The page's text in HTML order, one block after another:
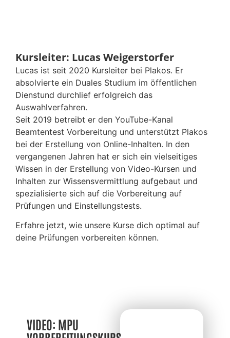
Kursleiter: Lucas Weigerstorfer
Lucas ist seit 2020 Kursleiter bei Plakos. Er
absolvierte ein Duales Studium im öffentlichen
Dienstund durchlief erfolgreich das
Auswahlverfahren.
Seit 2019 betreibt er den YouTube-Kanal
Beamtentest Vorbereitung und unterstützt Plakos
bei der Erstellung von Online-Inhalten. In den
vergangenen Jahren hat er sich ein vielseitiges
Wissen in der Erstellung von Video-Kursen und
Inhalten zur Wissensvermittlung aufgebaut und
spezialisierte sich auf die Vorbereitung auf
Prüfungen und Einstellungstests.
Erfahre jetzt, wie unsere Kurse dich optimal auf
deine Prüfungen vorbereiten können.
VIDEO: MPU